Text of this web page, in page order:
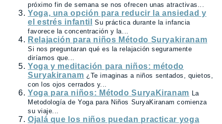
próximo fin de semana se nos ofrecen unas atractivas...
Yoga, una opción para reducir la ansiedad y
el estrés infantil
Su práctica durante la infancia
favorece la concentración y la...
Relajación para niños Método Suryakiranam
Si nos preguntaran qué es la relajación seguramente
diríamos que...
Yoga y meditación para niños: método
Suryakiranam ¿Te imaginas a niños sentados, quietos,
con los ojos cerrados y...
Yoga para niños: Método SuryaKiranam La
Metodología de Yoga para Niños SuryaKiranam comienza
su viaje...
Ojalá que los niños puedan practicar yoga